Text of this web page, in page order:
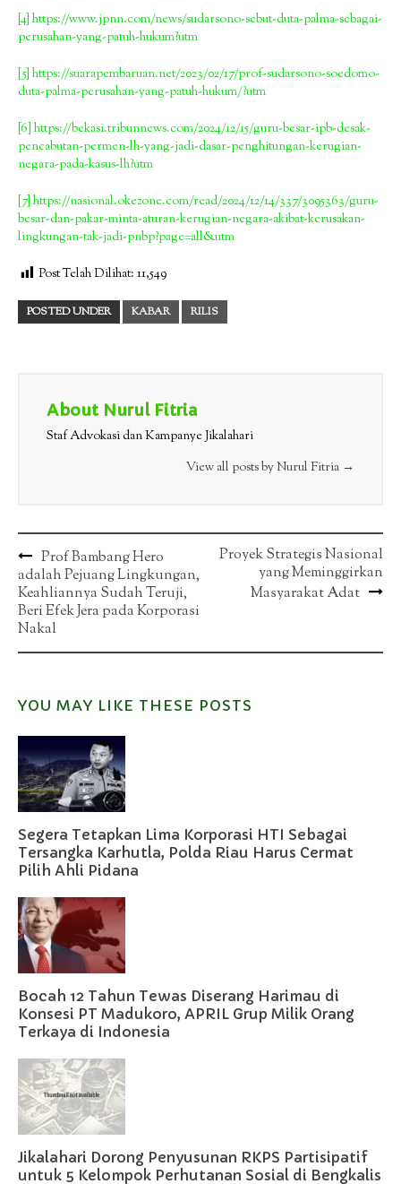
[4] https://www.jpnn.com/news/sudarsono-sebut-duta-palma-sebagai-
perusahan-yang-patuh-hukum?utm
[5] https://suarapembaruan.net/2023/02/17/prof-sudarsono-soedomo-
duta-palma-perusahan-yang-patuh-hukum/?utm
[6] https://bekasi.tribunnews.com/2024/12/15/guru-besar-ipb-desak-
pencabutan-permen-lh-yang-jadi-dasar-penghitungan-kerugian-
negara-pada-kasus-lh?utm
[7] https://nasional.okezone.com/read/2024/12/14/337/3095363/guru-
besar-dan-pakar-minta-aturan-kerugian-negara-akibat-kerusakan-
lingkungan-tak-jadi-pnbp?page=all&utm
Post Telah Dilihat: 11,549
POSTED UNDER KABAR RILIS
About Nurul Fitria
Staf Advokasi dan Kampanye Jikalahari
View all posts by Nurul Fitria →
Post
navigation
Prof Bambang Hero
adalah Pejuang Lingkungan,
Keahliannya Sudah Teruji,
Beri Efek Jera pada Korporasi
Nakal
Proyek Strategis Nasional
yang Meminggirkan
Masyarakat Adat
YOU MAY LIKE THESE POSTS
Segera Tetapkan Lima Korporasi HTI Sebagai
Tersangka Karhutla, Polda Riau Harus Cermat
Pilih Ahli Pidana
Bocah 12 Tahun Tewas Diserang Harimau di
Konsesi PT Madukoro, APRIL Grup Milik Orang
Terkaya di Indonesia
Jikalahari Dorong Penyusunan RKPS Partisipatif
untuk 5 Kelompok Perhutanan Sosial di Bengkalis